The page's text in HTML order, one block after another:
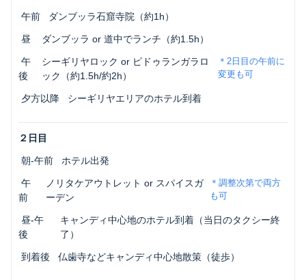
午前 ダンブッラ石窟寺院（約1h）
昼 ダンブッラ or 道中でランチ（約1.5h）
後
シーギリヤロック or ピドゥランガラロ
ック（約1.5h/約2h）
＊2日目の午前に
変更も可
夕方以降 シーギリヤエリアのホテル到着
２日目
朝-午前 ホテル出発
前
ノリタケアウトレット or スパイスガ
ーデン
＊調整次第で両方
も可
後
キャンディ中心地のホテル到着（当日のタクシー終
了）
到着後 仏歯寺などキャンディ中心地散策（徒歩）